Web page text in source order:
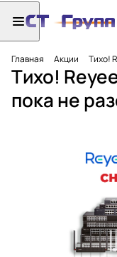
Главная Акции Тихо!
Тихо!
пока не